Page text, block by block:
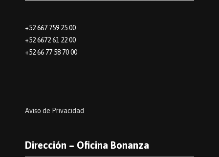
+52 667 759 25 00
+52 6672 61 22 00
+52 66 77 58 70 00
Aviso de Privacidad
Dirección – Oficina Bonanza